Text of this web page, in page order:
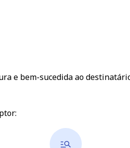
e bem-sucedida ao